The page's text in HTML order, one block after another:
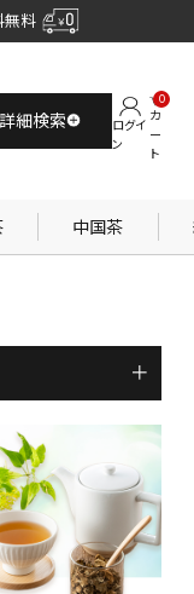
無料
詳細検索
ログイ
ン
カ
ー
ト
0
中国茶
＋